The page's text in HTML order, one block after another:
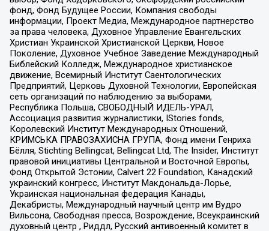
фонд, Фонд Будущее России, Компания свободы
информации, Проект Медиа, Международное партнерство
за права человека, Духовное Управление Евангельских
Христиан Украинской Христианской Церкви, Новое
Поколение, Духовное Учебное Заведение Международный
Библейский Колледж, Международное христианское
движение, Всемирный Институт Саентологических
Предприятий, Церковь Духовной Технологии, Европейская
сеть организаций по наблюдению за выборами,
Республика Польша, СВОБОДНЫЙ ИДЕЛЬ-УРАЛ,
Ассоциация развития журналистики, IStories fonds,
Королевский Институт Международных Отношений,
КРИМСЬКА ПРАВОЗАХИСНА ГРУПА, Фонд имени Генриха
Бёлля, Stichting Bellingcat, Bellingcat Ltd, The Insider, Институт
правовой инициативы Центральной и Восточной Европы,
Фонд Открытой Эстонии, Calvert 22 Foundation, Канадский
украинский конгресс, Институт Макдональда-Лорье,
Украинская национальная федерация Канады,
Декабристы, Международный научный центр им Вудро
Вильсона, Свободная пресса, Возрождение, Всеукраинский
духовный центр , Риддл, Русский антивоенный комитет в